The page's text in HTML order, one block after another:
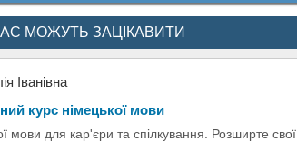
МОЖУТЬ ЗАЦІКАВИТИ
Іванівна
курс німецької мови
мови для кар'єри та спілкування. Розширте свої